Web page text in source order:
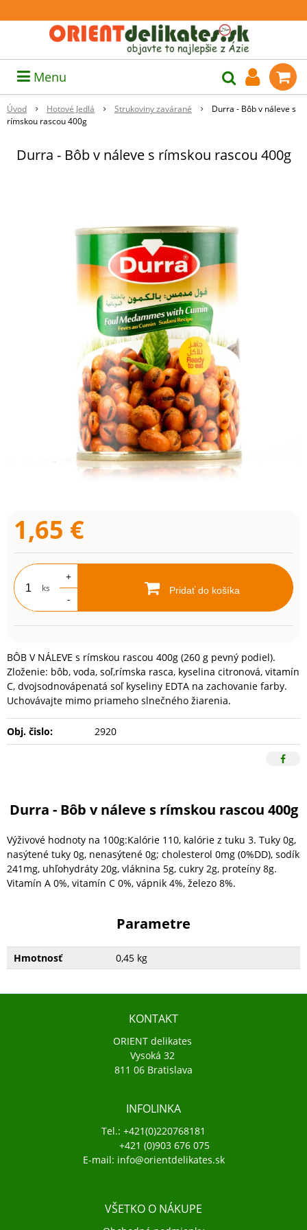
Menu
Úvod Hotové Jedlá Strukoviny zavárané
Durra - Bôb v náleve s
rímskou rascou 400g
Durra - Bôb v náleve s rímskou rascou 400g
1,65 €
ks
+
-
Pridať do košíka
BÔB V NÁLEVE s rímskou rascou 400g (260 g pevný podiel).
Zloženie: bôb, voda, soľ,rímska rasca, kyselina citronová, vitamín
C, dvojsodnovápenatá soľ kyseliny EDTA na zachovanie farby.
Uchovávajte mimo priameho slnečného žiarenia.
Obj. čislo: 2920
Durra - Bôb v náleve s rímskou rascou 400g
Výživové hodnoty na 100g:Kalórie 110, kalórie z tuku 3. Tuky 0g,
nasýtené tuky 0g, nenasýtené 0g; cholesterol 0mg (0%DD), sodík
241mg, uhľohydráty 20g, vláknina 5g, cukry 2g, proteíny 8g.
Vitamín A 0%, vitamín C 0%, vápnik 4%, železo 8%.
Parametre
Hmotnosť 0,45 kg
KONTAKT
ORIENT delikates
Vysoká 32
811 06 Bratislava
INFOLINKA
Tel.: +421(0)220768181
+421 (0)903 676 075
E-mail: info@orientdelikates.sk
VŠETKO O NÁKUPE